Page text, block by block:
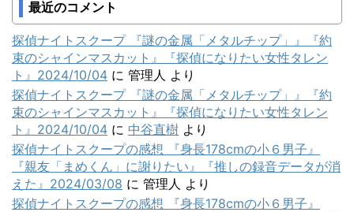
最近のコメント
探偵ナイトスクープ 『謎の金属「メタルチップ」』『約
束のシャインマスカット』『探偵になりたい女性タレン
ト』2024/10/04 に 管理人 より
探偵ナイトスクープ 『謎の金属「メタルチップ」』『約
束のシャインマスカット』『探偵になりたい女性タレン
ト』2024/10/04 に 中谷直樹 より
探偵ナイトスクープの感想 『身長178cmの小６男子』
『親友「まめくん」に謝りたい』『推しの録音データが消
えた』2024/03/08 に 管理人 より
探偵ナイトスクープの感想 『身長178cmの小６男子』